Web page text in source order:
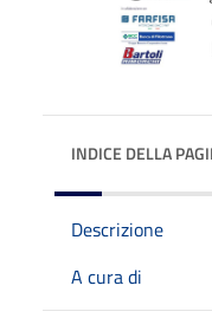
INDICE DELLA
Descrizione
A cura di